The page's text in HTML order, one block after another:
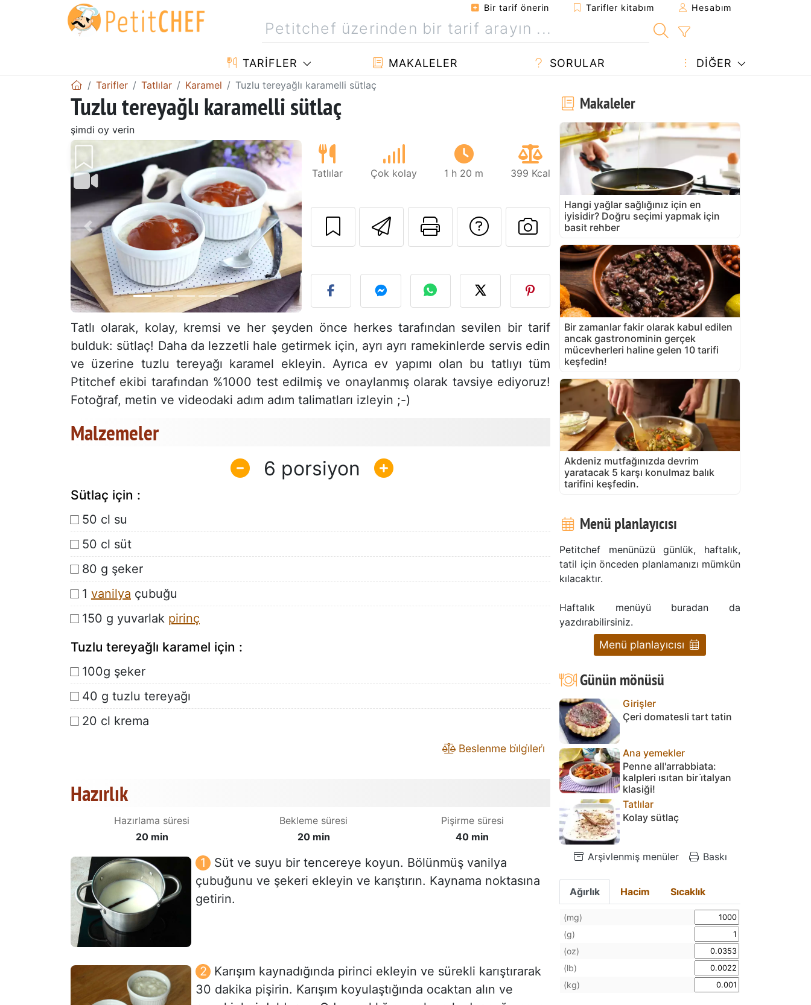
Bir tarif önerin Tarifler kitabım Hesabım
TARIFLER MAKALELER SORULAR DIĞER
Tarifler Tatlılar Karamel Tuzlu tereyağlı karamelli sütlaç
Tuzlu tereyağlı karamelli sütlaç
şimdi oy verin
Önceki Sonraki
Tatlılar Çok kolay 1 h 20 m 399 Kcal
Arkadaşına bu tarifi gönder
Bu sayfayı yazdır
Tarif sahibine bir soru sorun
Bu tarifin fotoğrafını
Tatlı olarak, kolay, kremsi ve her şeyden önce herkes tarafından sevilen bir tarif
bulduk: sütlaç! Daha da lezzetli hale getirmek için, ayrı ayrı ramekinlerde servis edin
ve üzerine tuzlu tereyağı karamel ekleyin. Ayrıca ev yapımı olan bu tatlıyı tüm
Ptitchef ekibi tarafından %1000 test edilmiş ve onaylanmış olarak tavsiye ediyoruz!
Fotoğraf, metin ve videodaki adım adım talimatları izleyin ;-)
Malzemeler
6
Sütlaç için :
50 cl su
50 cl süt
80 g şeker
1 vanilya çubuğu
150 g yuvarlak pirinç
Tuzlu tereyağlı karamel için :
100g şeker
40 g tuzlu tereyağı
20 cl krema
Beslenme bi̇lgi̇leri̇
Hazırlık
Hazırlama süresi
20 min
Bekleme süresi
20 min
Pişirme süresi
40 min
Süt ve suyu bir tencereye koyun. Bölünmüş vanilya
çubuğunu ve şekeri ekleyin ve karıştırın. Kaynama noktasına
getirin.
Karışım kaynadığında pirinci ekleyin ve sürekli karıştırarak
30 dakika pişirin. Karışım koyulaştığında ocaktan alın ve
Makaleler
Hangi yağlar sağlığınız için en
iyisidir? Doğru seçimi yapmak için
basit rehber
Bir zamanlar fakir olarak kabul edilen
ancak gastronominin gerçek
mücevherleri haline gelen 10 tarifi
keşfedin!
Akdeniz mutfağınızda devrim
yaratacak 5 karşı konulmaz balık
tarifini keşfedin.
Menü planlayıcısı
Petitchef menünüzü günlük, haftalık,
tatil için önceden planlamanızı mümkün
kılacaktır.
Haftalık menüyü buradan da
yazdırabilirsiniz.
Menü planlayıcısı
Günün mönüsü
Girişler
Çeri domatesli tart tatin
Ana yemekler
Penne all'arrabbiata:
kalpleri ısıtan bir i̇talyan
klasiği!
Tatlılar
Kolay sütlaç
Arşivlenmiş menüler Baskı
Ağırlık Hacim Sıcaklık
(mg)
(g)
(oz)
(lb)
(kg)